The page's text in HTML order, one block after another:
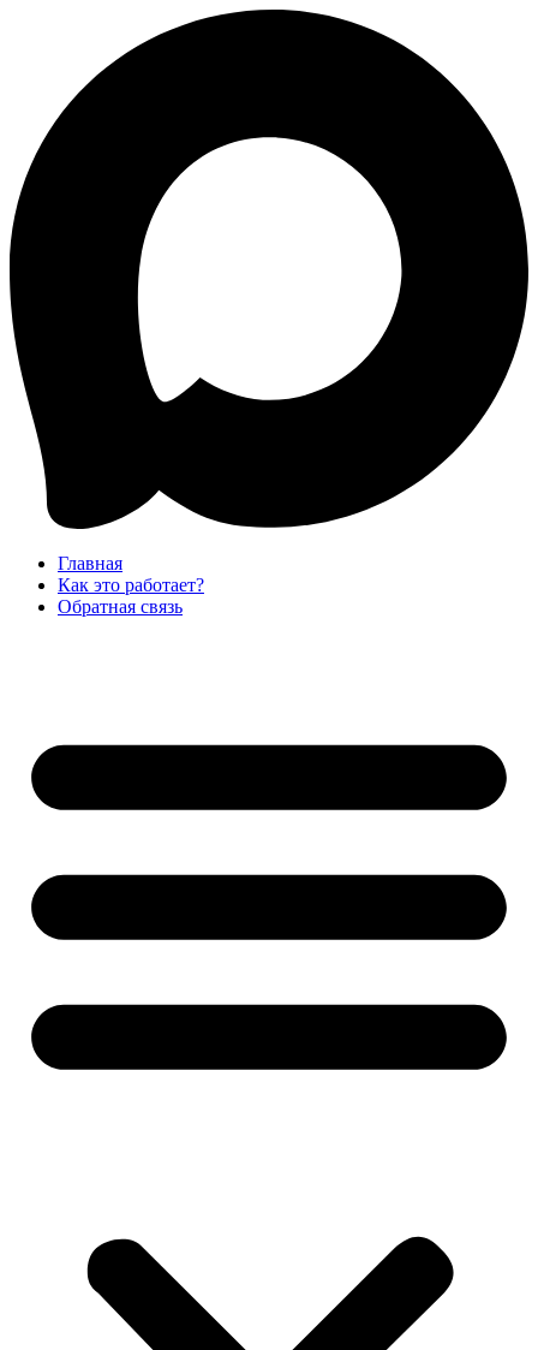
Главная
Как это работает?
Обратная связь